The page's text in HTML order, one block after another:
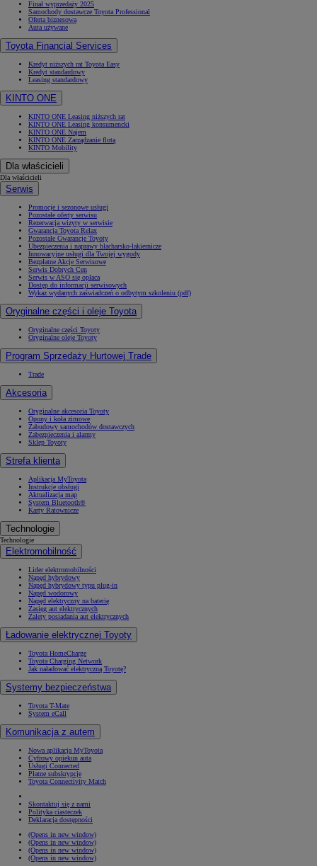
Finał wyprzedaży 2025
Samochody dostawcze Toyota Professional
Oferta biznesowa
Auta używane
Toyota Financial Services
Kredyt niższych rat Toyota Easy
Kredyt standardowy
Leasing standardowy
KINTO ONE
KINTO ONE Leasing niższych rat
KINTO ONE Leasing konsumencki
KINTO ONE Najem
KINTO ONE Zarządzanie flotą
KINTO Mobility
Dla właścicieli
Dla właścicieli
Serwis
Promocje i sezonowe usługi
Pozostałe oferty serwisu
Rezerwacja wizyty w serwisie
Gwarancja Toyota Relax
Pozostałe Gwarancje Toyoty
Ubezpieczenia i naprawy blacharsko-lakiernicze
Innowacyjne usługi dla Twojej wygody
Bezpłatne Akcje Serwisowe
Serwis Dobrych Cen
Serwis w ASO się opłaca
Dostęp do informacji serwisowych
Wykaz wydanych zaświadczeń o odbytym szkoleniu (pdf)
Oryginalne części i oleje Toyota
Oryginalne części Toyoty
Oryginalne oleje Toyoty
Program Sprzedaży Hurtowej Trade
Trade
Akcesoria
Oryginalne akcesoria Toyoty
Opony i koła zimowe
Zabudowy samochodów dostawczych
Zabezpieczenia i alarmy
Sklep Toyoty
Strefa klienta
Aplikacja MyToyota
Instrukcje obsługi
Aktualizacja map
System Bluetooth®
Karty Ratownicze
Technologie
Technologie
Elektromobilność
Lider elektromobilności
Napęd hybrydowy
Napęd hybrydowy typu plug-in
Napęd wodorowy
Napęd elektryczny na baterię
Zasięg aut elektrycznych
Zalety posiadania aut elektrycznych
Ładowanie elektrycznej Toyoty
Toyota HomeCharge
Toyota Charging Network
Jak naładować elektryczną Toyotę?
Systemy bezpieczeństwa
Toyota T-Mate
System eCall
Komunikacja z autem
Nowa aplikacja MyToyota
Cyfrowy opiekun auta
Usługi Connected
Płatne subskrypcje
Toyota Connectivity Match
Skontaktuj się z nami
Polityka ciasteczek
Deklaracja dostępności
(Opens in new window)
(Opens in new window)
(Opens in new window)
(Opens in new window)